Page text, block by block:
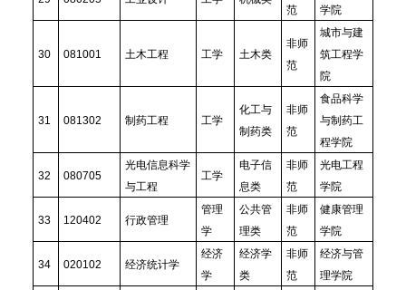
范
学院
30 081001 土木工程 工学 土木类
非师
范
城市与建
筑工程学
院
31 081302 制药工程 工学
化工与
制药类
非师
范
食品科学
与制药工
程学院
32 080705
光电信息科学
与工程
工学
电子信
息类
非师
范
光电工程
学院
33 120402 行政管理
管理
学
公共管
理类
非师
范
健康管理
学院
34 020102 经济统计学
经济
学
经济学
类
非师
范
经济与管
理学院